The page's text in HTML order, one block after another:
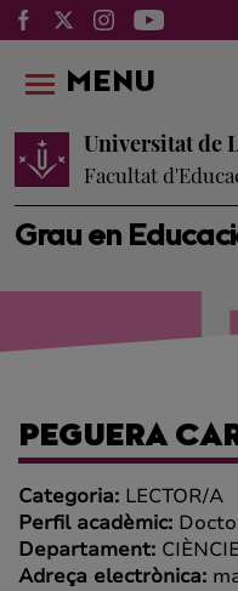
Grau en
Universitat de
Facultat
MENU
PEGUERA
Categoria: LECTOR/A
Perfil acadèmic:
Departament:
Adreça electrònica: